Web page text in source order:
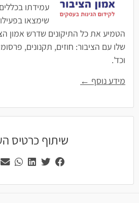
עמידתו
שימצאו
הטמיע את כל התיקונים שדרש אמון
שלו עם הציבור: חוזים, תקנונים,
וכד'.
מידע נוסף ←
שיתוף כרטיס